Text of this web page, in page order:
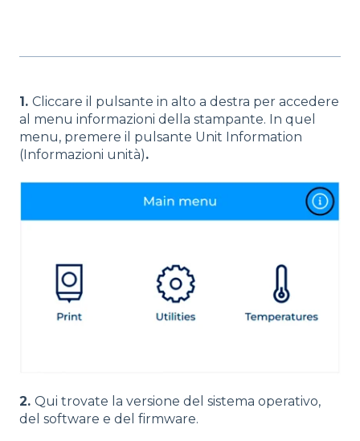
1. Cliccare il pulsante in alto a destra per accedere
al menu informazioni della stampante. In quel
menu, premere il pulsante Unit Information
(Informazioni unità).
2. Qui trovate la versione del sistema operativo,
del software e del firmware.